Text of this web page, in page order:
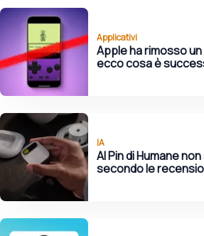
Applicativi
Apple ha rimosso
ecco cosa è
IA
AI Pin di Humane
secondo le